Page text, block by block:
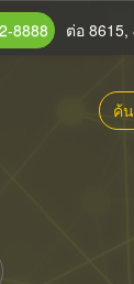
8888 ต่อ 8615,
ค้